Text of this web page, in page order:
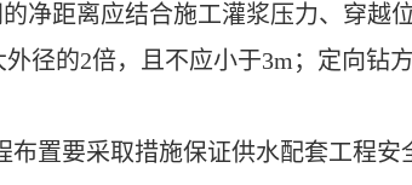
净距离应结合施工灌浆压力、穿越
外径的2倍，且不应小于3m ；定向钻
布置要采取措施保证供水配套工程安